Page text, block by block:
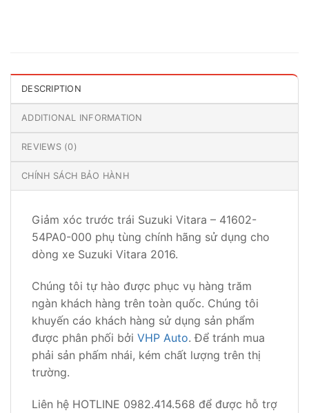
DESCRIPTION
ADDITIONAL INFORMATION
REVIEWS (0)
CHÍNH SÁCH BẢO HÀNH
Giảm xóc trước trái Suzuki Vitara – 41602-
54PA0-000 phụ tùng chính hãng sử dụng cho
dòng xe Suzuki Vitara 2016.
Chúng tôi tự hào được phục vụ hàng trăm
ngàn khách hàng trên toàn quốc. Chúng tôi
khuyến cáo khách hàng sử dụng sản phẩm
được phân phối bởi VHP Auto. Để tránh mua
phải sản phấm nhái, kém chất lượng trên thị
trường.
Liên hệ HOTLINE 0982.414.568 để được hỗ trợ